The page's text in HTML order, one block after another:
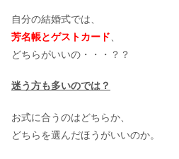
自分の結婚式では、
芳名帳とゲストカード
どちらがいいの・・・？？
迷う方も多いのでは？
お式に合うのはどちらか、
どちらを選んだほうがいいのか。